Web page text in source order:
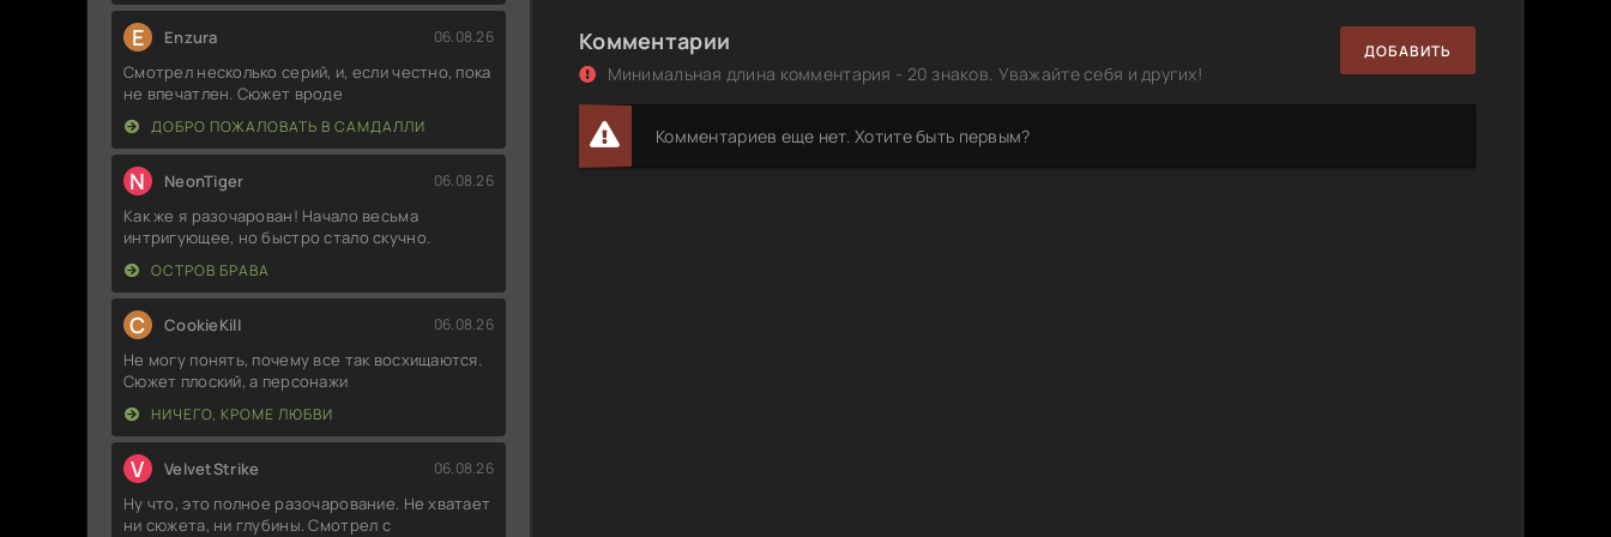
E Enzura 06.08.26
Смотрел несколько серий, и, если честно, пока
не впечатлен. Сюжет вроде
ДОБРО ПОЖАЛОВАТЬ В САМДАЛЛИ
N NeonTiger 06.08.26
Как же я разочарован! Начало весьма
интригующее, но быстро стало скучно.
ОСТРОВ БРАВА
C CookieKill 06.08.26
Не могу понять, почему все так восхищаются.
Сюжет плоский, а персонажи
НИЧЕГО, КРОМЕ ЛЮБВИ
V VelvetStrike 06.08.26
Ну что, это полное разочарование. Не хватает
ни сюжета, ни глубины. Смотрел с
Черчилля (2020) SATRip
14.05
GB
MB
Комментарии
Минимальная длина комментария - 20 знаков. Уважайте себя и других!
ДОБАВИТЬ
Комментариев еще нет. Хотите быть первым?